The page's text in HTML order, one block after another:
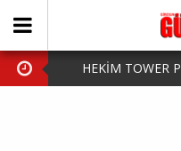
HEKİM TOWER